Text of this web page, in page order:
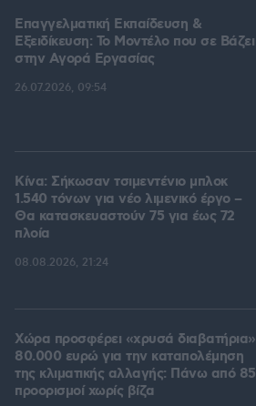
Επαγγελματική Εκπαίδευση &
Εξειδίκευση: Το Mοντέλο που σε Bάζει
στην Aγορά Eργασίας
26.07.2026, 09:54
Κίνα: Σήκωσαν τσιμεντένιο μπλοκ
1.540 τόνων για νέο λιμενικό έργο –
Θα κατασκευαστούν 75 για έως 72
πλοία
08.08.2026, 21:24
Χώρα προσφέρει «χρυσά διαβατήρια»
80.000 ευρώ για την καταπολέμηση
της κλιματικής αλλαγής: Πάνω από 85
προορισμοί χωρίς βίζα